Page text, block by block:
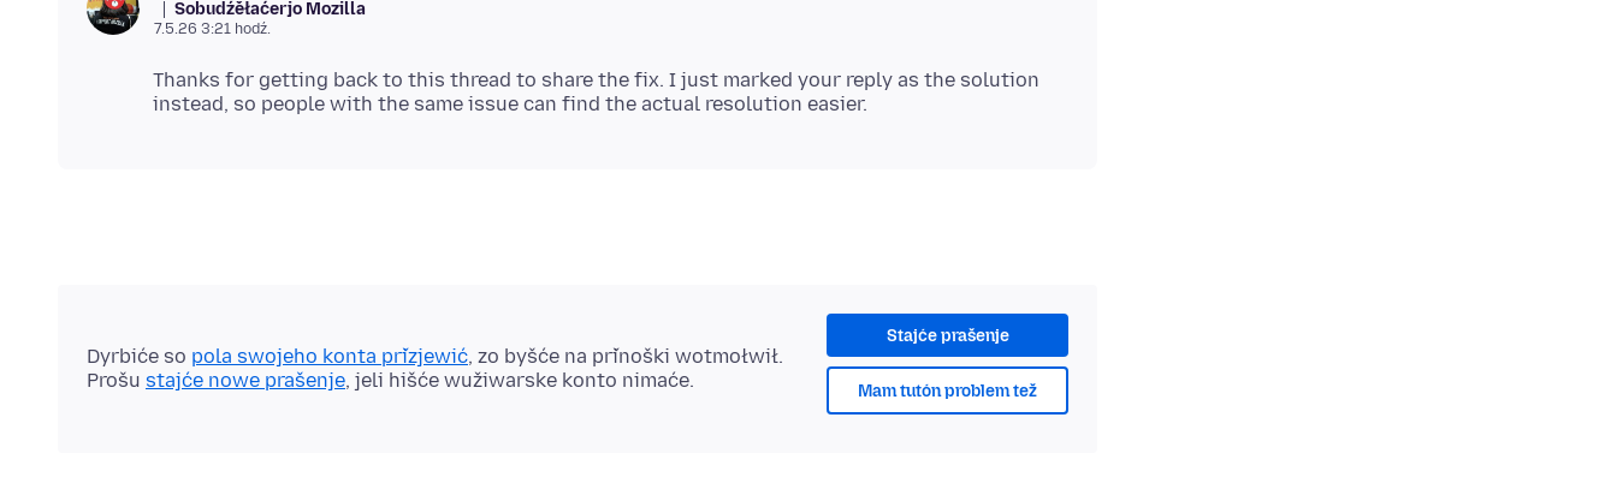
Sobudźěłaćerjo Mozilla
7.5.26 3:21 hodź.
Thanks for getting back to this thread to share the fix. I just marked your reply as the solution
Stajće prašenje
Mam tutón problem tež
Dyrbiće so pola swojeho konta přizjewić, zo byšće na přinoški wotmołwił.
Prošu stajće nowe prašenje, jeli hišće wužiwarske konto nimaće.